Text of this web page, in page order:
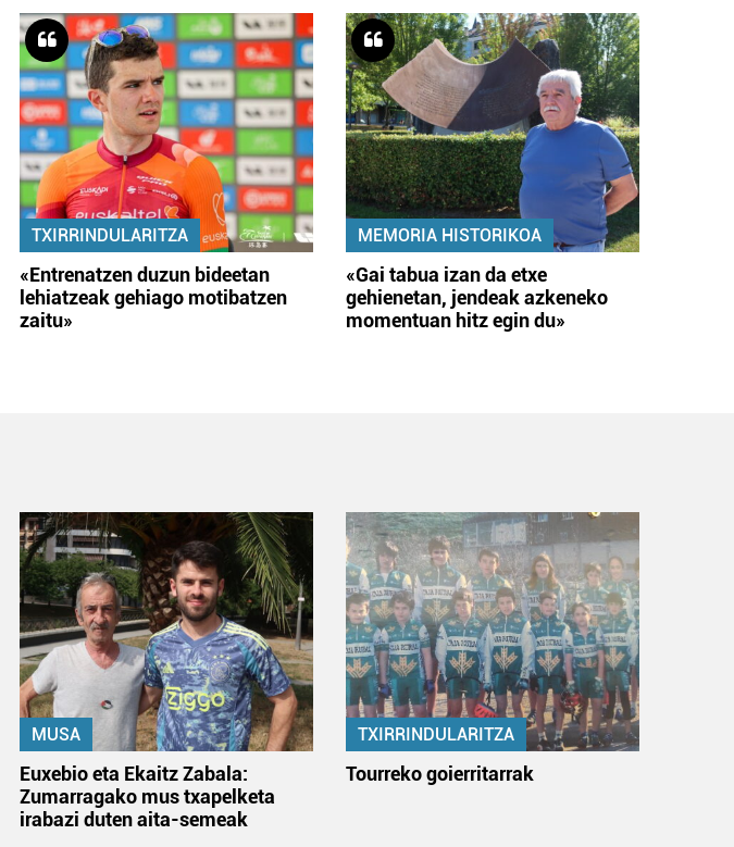
TXIRRINDULARITZA
«Entrenatzen duzun bideetan
lehiatzeak gehiago motibatzen
zaitu»
MEMORIA HISTORIKOA
«Gai tabua izan da etxe
gehienetan, jendeak azkeneko
momentuan hitz egin du»
MUSA
Euxebio eta Ekaitz Zabala:
Zumarragako mus txapelketa
irabazi duten aita-semeak
TXIRRINDULARITZA
Tourreko goierritarrak